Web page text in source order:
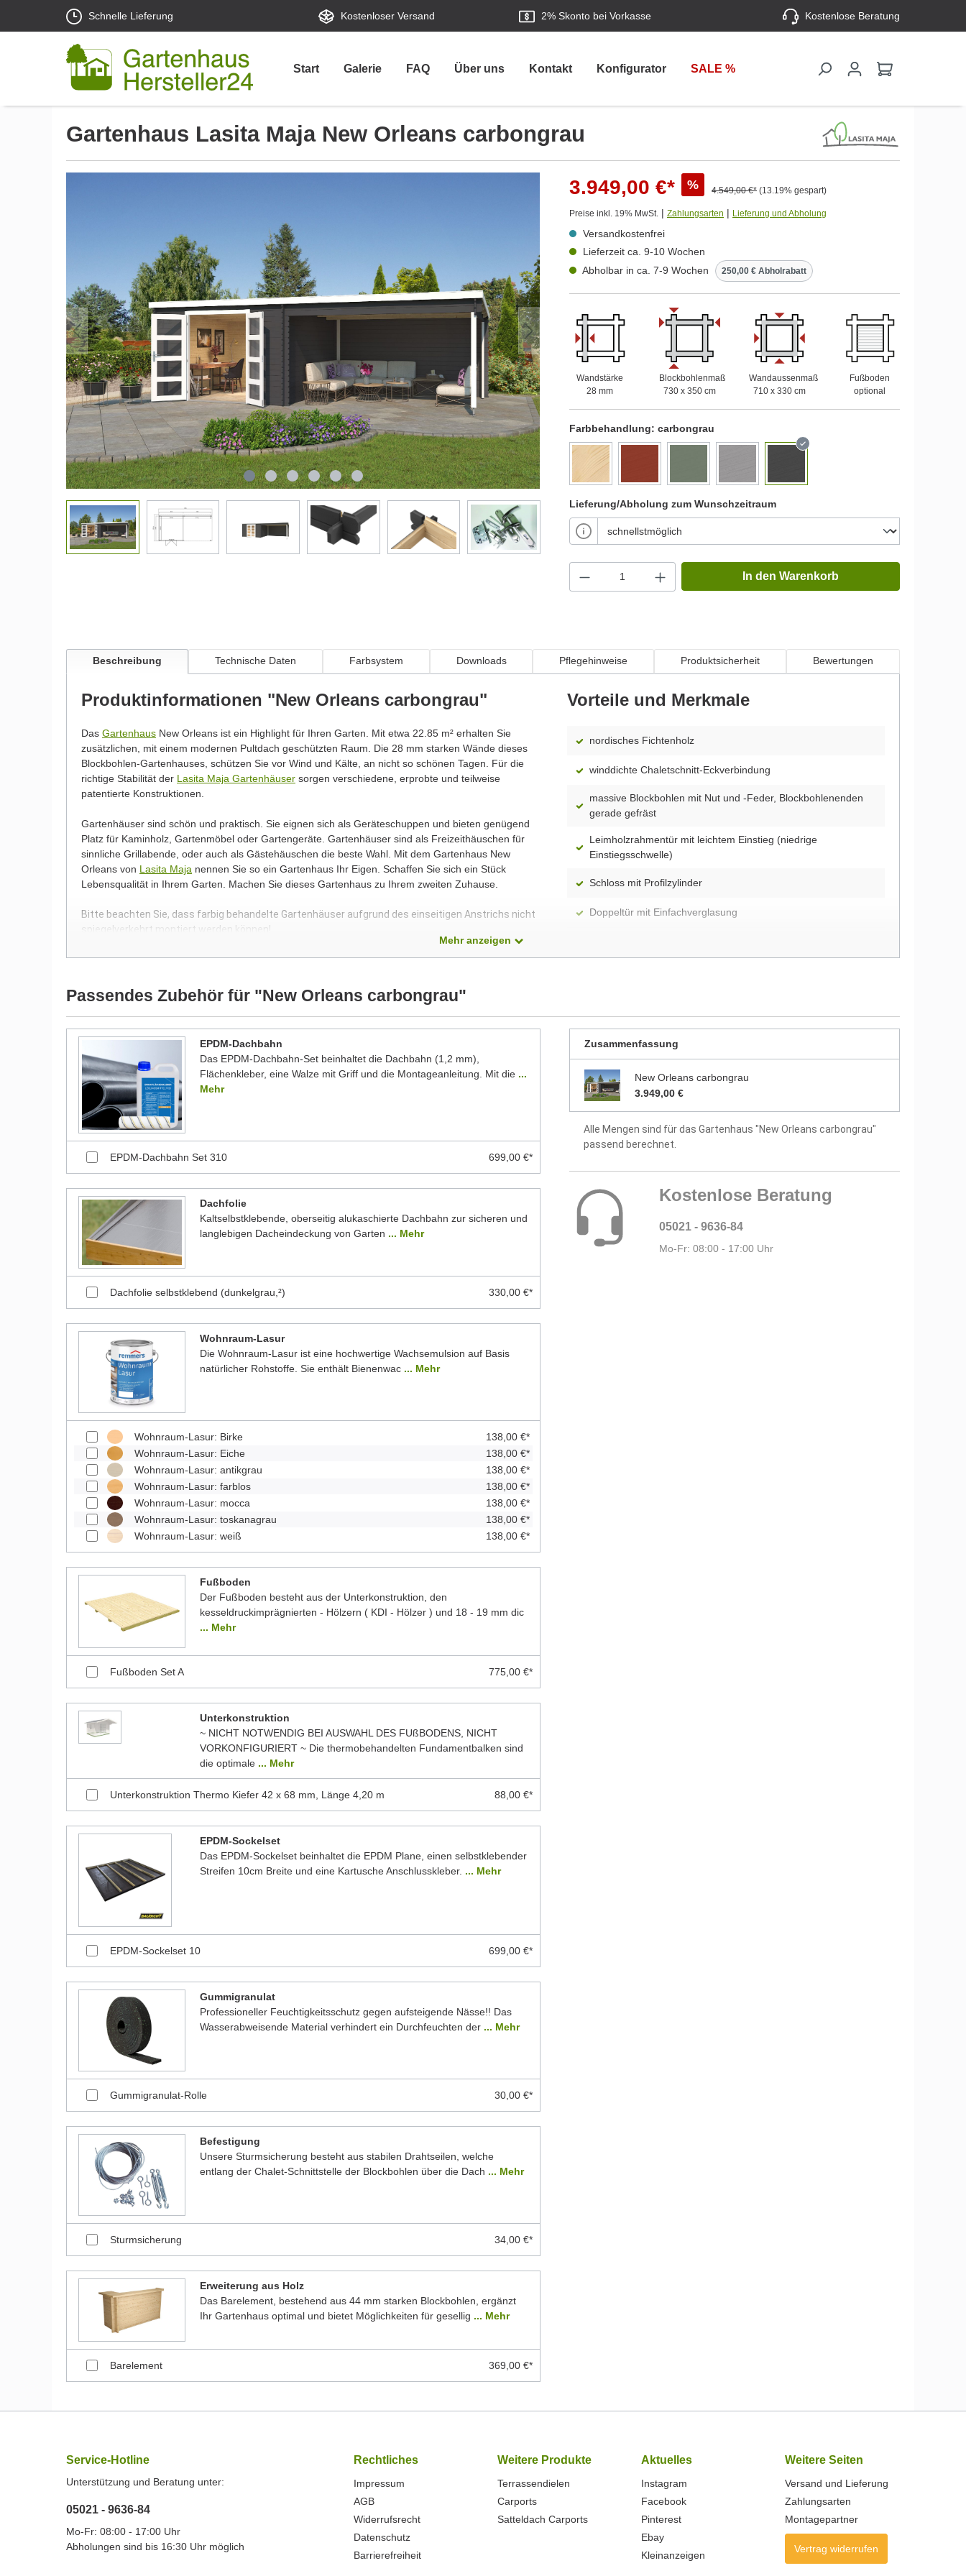
Schnelle Lieferung Kostenloser Versand 2% Skonto bei Vorkasse Kostenlose Beratung
Start Galerie FAQ Über uns Kontakt Konfigurator SALE %
Gartenhaus Lasita Maja New Orleans carbongrau
3.949,00 €* % 4.549,00 €* (13.19% gespart)
Preise inkl. 19% MwSt. | Zahlungsarten | Lieferung und Abholung
Versandkostenfrei
Lieferzeit ca. 9-10 Wochen
Abholbar in ca. 7-9 Wochen
250,00 € Abholrabatt
Wandstärke
28 mm
Blockbohlenmaß
730 x 350 cm
Wandaussenmaß
710 x 330 cm
Fußboden
optional
Farbbehandlung: carbongrau
Lieferung/Abholung zum Wunschzeitraum
In den Warenkorb
Beschreibung Technische Daten Farbsystem Downloads Pflegehinweise Produktsicherheit Bewertungen
Produktinformationen "New Orleans carbongrau"
Das Gartenhaus New Orleans ist ein Highlight für Ihren Garten. Mit etwa 22.85 m² erhalten Sie
zusätzlichen, mit einem modernen Pultdach geschützten Raum. Die 28 mm starken Wände dieses
Blockbohlen-Gartenhauses, schützen Sie vor Wind und Kälte, an nicht so schönen Tagen. Für die
richtige Stabilität der Lasita Maja Gartenhäuser sorgen verschiedene, erprobte und teilweise
patentierte Konstruktionen.
Gartenhäuser sind schön und praktisch. Sie eignen sich als Geräteschuppen und bieten genügend
Platz für Kaminholz, Gartenmöbel oder Gartengeräte. Gartenhäuser sind als Freizeithäuschen für
sinnliche Grillabende, oder auch als Gästehäuschen die beste Wahl. Mit dem Gartenhaus New
Orleans von Lasita Maja nennen Sie so ein Gartenhaus Ihr Eigen. Schaffen Sie sich ein Stück
Lebensqualität in Ihrem Garten. Machen Sie dieses Gartenhaus zu Ihrem zweiten Zuhause.
Bitte beachten Sie, dass farbig behandelte Gartenhäuser aufgrund des einseitigen Anstrichs nicht
spiegelverkehrt montiert werden können!
Wir möchten Sie an dieser Stelle darauf hinweisen, dass alle Produkte ständig weiterentwickelt
Bilder unserer Kunden stellen teilweise modifizierte Modelle dar. Alle Maße sind Circa-Angaben.
Vorteile und Merkmale
nordisches Fichtenholz
winddichte Chaletschnitt-Eckverbindung
massive Blockbohlen mit Nut und -Feder, Blockbohlenenden
gerade gefräst
Leimholzrahmentür mit leichtem Einstieg (niedrige
Einstiegsschwelle)
Schloss mit Profilzylinder
Doppeltür mit Einfachverglasung
Modell)
Dach aus 15 mm starken Dachbrettern
Fußboden optional
Montageanleitung und Montagematerial im Lieferumfang
enthalten
5 Jahre Herstellergarantie
Mehr anzeigen
Passendes Zubehör für "New Orleans carbongrau"
EPDM-Dachbahn
Das EPDM-Dachbahn-Set beinhaltet die Dachbahn (1,2 mm),
Flächenkleber, eine Walze mit Griff und die Montageanleitung. Mit die ...
Mehr
EPDM-Dachbahn Set 310 699,00 €*
Dachfolie
Kaltselbstklebende, oberseitig alukaschierte Dachbahn zur sicheren und
langlebigen Dacheindeckung von Garten ... Mehr
Dachfolie selbstklebend (dunkelgrau,²) 330,00 €*
Wohnraum-Lasur
Die Wohnraum-Lasur ist eine hochwertige Wachsemulsion auf Basis
natürlicher Rohstoffe. Sie enthält Bienenwac ... Mehr
Wohnraum-Lasur: Birke
138,00 €*
Wohnraum-Lasur: Eiche
138,00 €*
Wohnraum-Lasur: antikgrau
138,00 €*
Wohnraum-Lasur: farblos
138,00 €*
Wohnraum-Lasur: mocca
138,00 €*
Wohnraum-Lasur: toskanagrau
138,00 €*
Wohnraum-Lasur: weiß
138,00 €*
Fußboden
Der Fußboden besteht aus der Unterkonstruktion, den
kesseldruckimprägnierten - Hölzern ( KDI - Hölzer ) und 18 - 19 mm dic
... Mehr
Fußboden Set A 775,00 €*
Unterkonstruktion
~ NICHT NOTWENDIG BEI AUSWAHL DES FUßBODENS, NICHT
VORKONFIGURIERT ~ Die thermobehandelten Fundamentbalken sind
die optimale ... Mehr
Unterkonstruktion Thermo Kiefer 42 x 68 mm, Länge 4,20 m 88,00 €*
EPDM-Sockelset
Das EPDM-Sockelset beinhaltet die EPDM Plane, einen selbstklebender
Streifen 10cm Breite und eine Kartusche Anschlusskleber. ... Mehr
EPDM-Sockelset 10 699,00 €*
Gummigranulat
Professioneller Feuchtigkeitsschutz gegen aufsteigende Nässe!! Das
Wasserabweisende Material verhindert ein Durchfeuchten der ... Mehr
Gummigranulat-Rolle 30,00 €*
Befestigung
Unsere Sturmsicherung besteht aus stabilen Drahtseilen, welche
entlang der Chalet-Schnittstelle der Blockbohlen über die Dach ... Mehr
Sturmsicherung 34,00 €*
Erweiterung aus Holz
Das Barelement, bestehend aus 44 mm starken Blockbohlen, ergänzt
Ihr Gartenhaus optimal und bietet Möglichkeiten für gesellig ... Mehr
Barelement 369,00 €*
Zusammenfassung
New Orleans carbongrau
3.949,00 €
Alle Mengen sind für das Gartenhaus "New Orleans carbongrau"
passend berechnet.
Kostenlose Beratung
05021 - 9636-84
Mo-Fr: 08:00 - 17:00 Uhr
Service-Hotline
Unterstützung und Beratung unter:
05021 - 9636-84
Mo-Fr: 08:00 - 17:00 Uhr
Abholungen sind bis 16:30 Uhr möglich
Rechtliches
Impressum
AGB
Widerrufsrecht
Datenschutz
Barrierefreiheit
Weitere Produkte
Terrassendielen
Carports
Satteldach Carports
Aktuelles
Instagram
Facebook
Pinterest
Ebay
Kleinanzeigen
Weitere Seiten
Versand und Lieferung
Zahlungsarten
Montagepartner
Vertrag widerrufen